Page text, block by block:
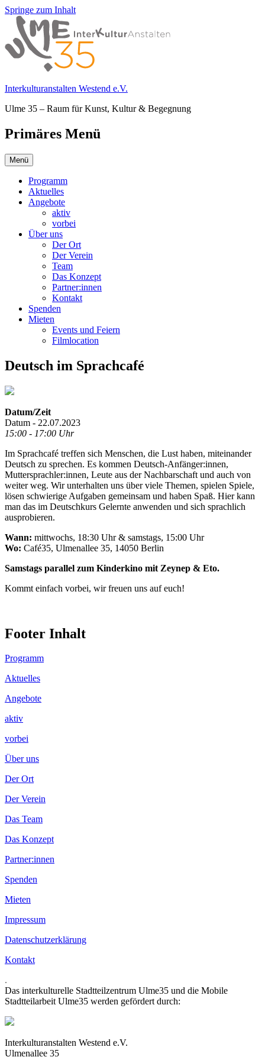
Springe zum Inhalt
Interkulturanstalten Westend e.V.
Ulme 35 – Raum für Kunst, Kultur & Begegnung
Primäres Menü
Menü
Programm
Aktuelles
Angebote
aktiv
vorbei
Über uns
Der Ort
Der Verein
Team
Das Konzept
Partner:innen
Kontakt
Spenden
Mieten
Events und Feiern
Filmlocation
Deutsch im Sprachcafé
Datum/Zeit
Datum - 22.07.2023
15:00 - 17:00 Uhr
Im Sprachcafé treffen sich Menschen, die Lust haben, miteinander
Deutsch zu sprechen. Es kommen Deutsch-Anfänger:innen,
Muttersprachler:innen, Leute aus der Nachbarschaft und auch von
weiter weg. Wir unterhalten uns über viele Themen, spielen Spiele,
lösen schwierige Aufgaben gemeinsam und haben Spaß. Hier kann
man das im Deutschkurs Gelernte anwenden und sich sprachlich
ausprobieren.
Wann: mittwochs, 18:30 Uhr & samstags, 15:00 Uhr
Wo: Café35, Ulmenallee 35, 14050 Berlin
Samstags parallel zum Kinderkino mit Zeynep & Eto.
Kommt einfach vorbei, wir freuen uns auf euch!
Footer Inhalt
Programm
Aktuelles
Angebote
aktiv
vorbei
Über uns
Der Ort
Der Verein
Das Team
Das Konzept
Partner:innen
Spenden
Mieten
Impressum
Datenschutzerklärung
Kontakt
.
Das interkulturelle Stadtteilzentrum Ulme35 und die Mobile
Stadtteilarbeit Ulme35 werden gefördert durch:
Interkulturanstalten Westend e.V.
Ulmenallee 35